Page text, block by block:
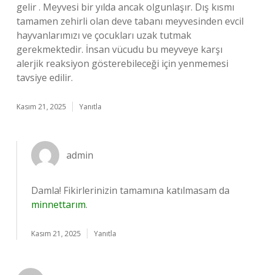
gelir . Meyvesi bir yılda ancak olgunlaşır. Dış kısmı
tamamen zehirli olan deve tabanı meyvesinden evcil
hayvanlarımızı ve çocukları uzak tutmak
gerekmektedir. İnsan vücudu bu meyveye karşı
alerjik reaksiyon gösterebileceği için yenmemesi
tavsiye edilir.
Kasım 21, 2025 Yanıtla
admin
Damla! Fikirlerinizin tamamına katılmasam da
minnettarım.
Kasım 21, 2025 Yanıtla